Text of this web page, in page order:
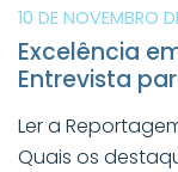
10 DE NOVEMBRO
Excelência
Entrevista
Ler a
Quais os